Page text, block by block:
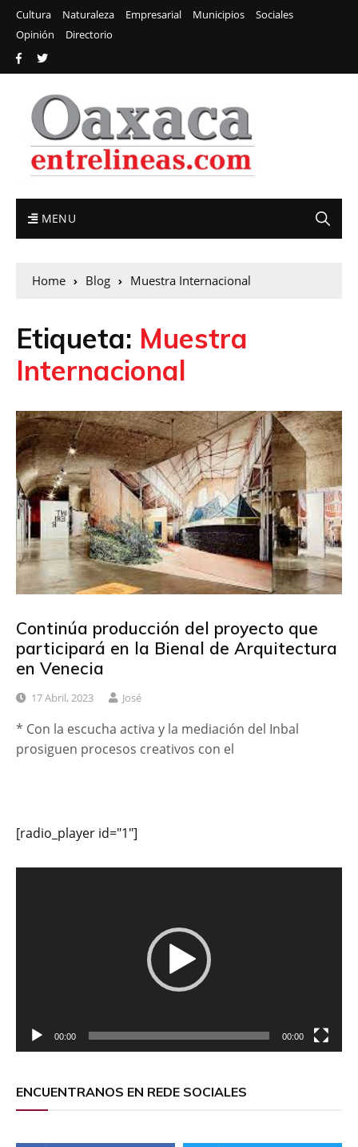
Cultura Naturaleza Empresarial Municipios
Sociales
Opinión
Directorio
MENU
Home Blog Muestra Internacional
Etiqueta: Muestra
Internacional
Continúa producción del proyecto que
participará en la Bienal de Arquitectura
en Venecia
17 Abril, 2023 José
* Con la escucha activa y la mediación del Inbal
prosiguen procesos creativos con el
[radio_player id="1"]
00:00 00:00
ENCUENTRANOS EN REDE SOCIALES